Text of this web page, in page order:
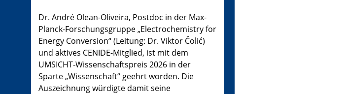
Dr. André Olean-Oliveira, Postdoc in der Max-
Planck-Forschungsgruppe „Electrochemistry for
Energy Conversion“ (Leitung: Dr. Viktor Čolić)
und aktives CENIDE-Mitglied, ist mit dem
UMSICHT-Wissenschaftspreis 2026 in der
Sparte „Wissenschaft“ geehrt worden. Die
Auszeichnung würdigte damit seine